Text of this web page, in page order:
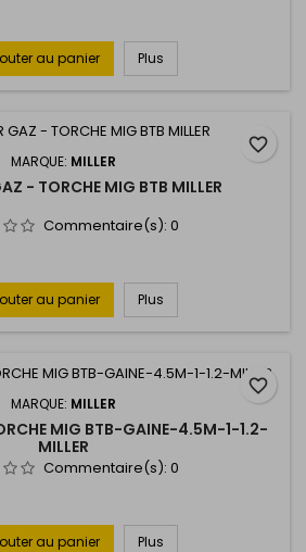
au panier Plus
MARQUE: MILLER
- TORCHE MIG BTB MILLER
Commentaire(s): 0
au panier Plus
favorite_border
MARQUE: MILLER
MIG BTB-GAINE-4.5M-1-1.2-
MILLER
Commentaire(s): 0
au panier Plus
favorite_border